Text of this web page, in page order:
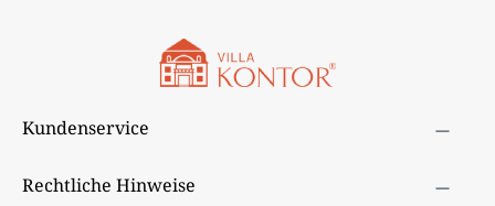
Kundenservice
Rechtliche Hinweise